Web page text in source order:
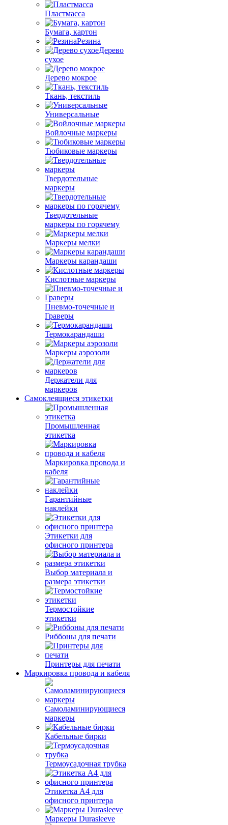
Пластмасса
Бумага, картон
Резина
Дерево
сухое
Дерево мокрое
Ткань, текстиль
Универсальные
Войлочные маркеры
Тюбиковые маркеры
Твердотельные
маркеры
Твердотельные
маркеры по горячему
Маркеры мелки
Маркеры карандаши
Кислотные маркеры
Пневмо-точечные и
Граверы
Термокарандаши
Маркеры аэрозоли
Держатели для
маркеров
Самоклеящиеся этикетки
Промышленная
этикетка
Маркировка провода и
кабеля
Гарантийные
наклейки
Этикетки для
офисного принтера
Выбор материала и
размера этикетки
Термостойкие
этикетки
Риббоны для печати
Принтеры для печати
Маркировка провода и кабеля
Самоламинирующиеся
маркеры
Кабельные бирки
Термоусадочная трубка
Этикетка А4 для
офисного принтера
Маркеры Durasleeve